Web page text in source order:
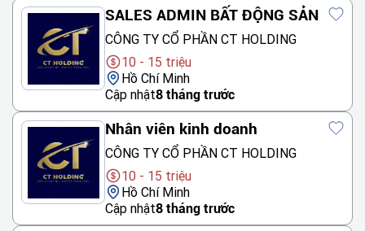
SALES ADMIN BẤT ĐỘNG SẢN
CÔNG TY CỔ PHẦN CT HOLDING
10 - 15 triệu
Hồ Chí Minh
Cập nhật8 tháng trước
Nhân viên kinh doanh
CÔNG TY CỔ PHẦN CT HOLDING
10 - 15 triệu
Hồ Chí Minh
Cập nhật8 tháng trước